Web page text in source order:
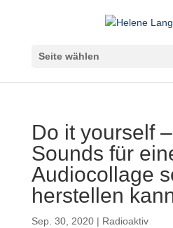
Seite wählen
Do it yourself
Sounds für
Audiocollage
herstellen
Sep. 30, 2020| Radioaktiv